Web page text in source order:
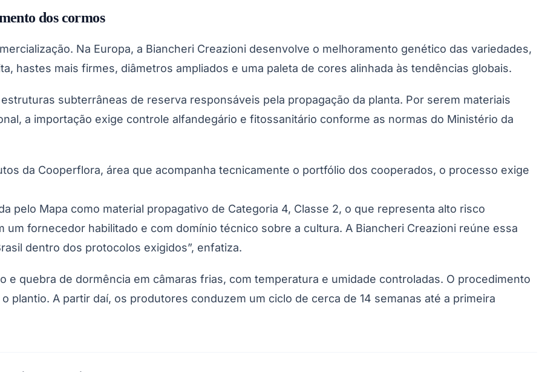
Corinthians
dos cormos
Na Europa, a Biancheri Creazioni desenvolve o melhoramento genético das variedades,
hastes mais firmes, diâmetros ampliados e uma paleta de cores alinhada às tendências globais.
subterrâneas de reserva responsáveis pela propagação da planta. Por serem materiais
a importação exige controle alfandegário e fitossanitário conforme as normas do Ministério da
da Cooperflora, área que acompanha tecnicamente o portfólio dos cooperados, o processo exige
pelo Mapa como material propagativo de Categoria 4, Classe 2, o que representa alto risco
fornecedor habilitado e com domínio técnico sobre a cultura. A Biancheri Creazioni reúne essa
dentro dos protocolos exigidos”, enfatiza.
e quebra de dormência em câmaras frias, com temperatura e umidade controladas. O procedimento
plantio. A partir daí, os produtores conduzem um ciclo de cerca de 14 semanas até a primeira